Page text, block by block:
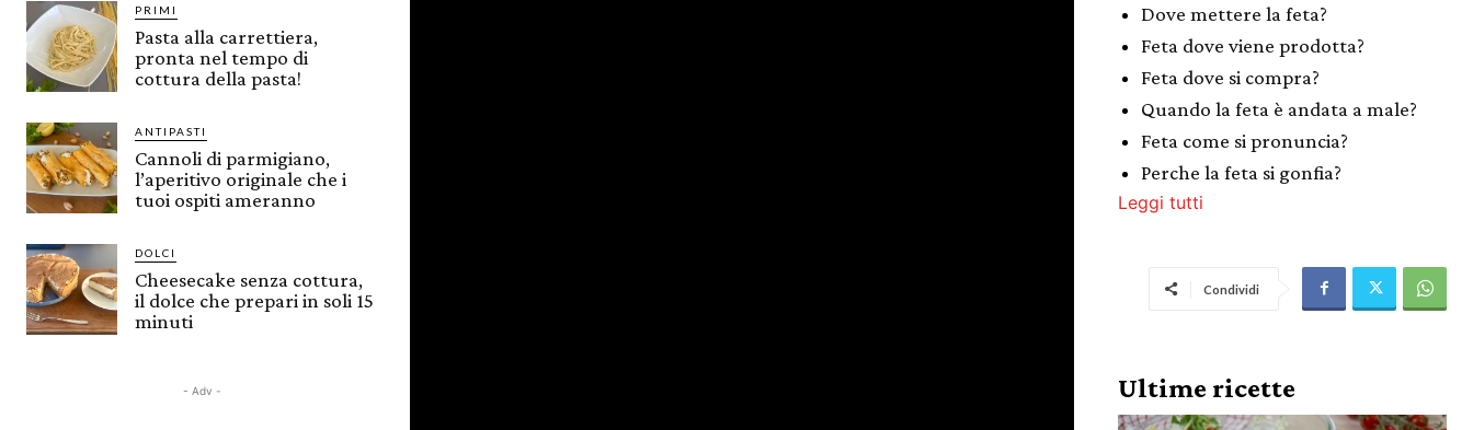
PRIMI
Pasta alla carrettiera,
pronta nel tempo di
cottura della pasta!
ANTIPASTI
Cannoli di parmigiano,
l’aperitivo originale che i
tuoi ospiti ameranno
DOLCI
Cheesecake senza cottura,
il dolce che prepari in soli 15
minuti
- Adv -
Dove mettere la feta?
Feta dove viene prodotta?
Feta dove si compra?
Quando la feta è andata a male?
Feta come si pronuncia?
Perche la feta si gonfia?
Leggi tutti
Condividi
Ultime ricette